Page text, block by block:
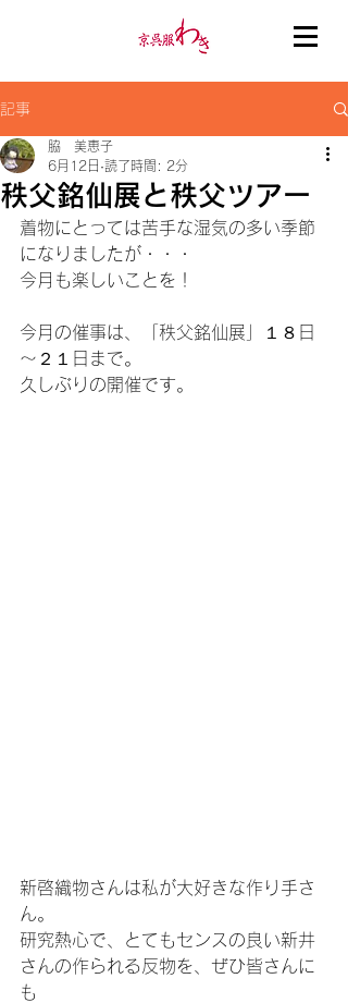
記事
秩父銘仙展と秩父ツアー
脇 美恵子
6月12日 読了時間: 2分
着物にとっては苦手な湿気の多い季節
になりましたが・・・
今月も楽しいことを！
今月の催事は、「秩父銘仙展」１８日
～２１日まで。
久しぶりの開催です。
新啓織物さんは私が大好きな作り手さ
ん。
研究熱心で、とてもセンスの良い新井
さんの作られる反物を、ぜひ皆さんに
も